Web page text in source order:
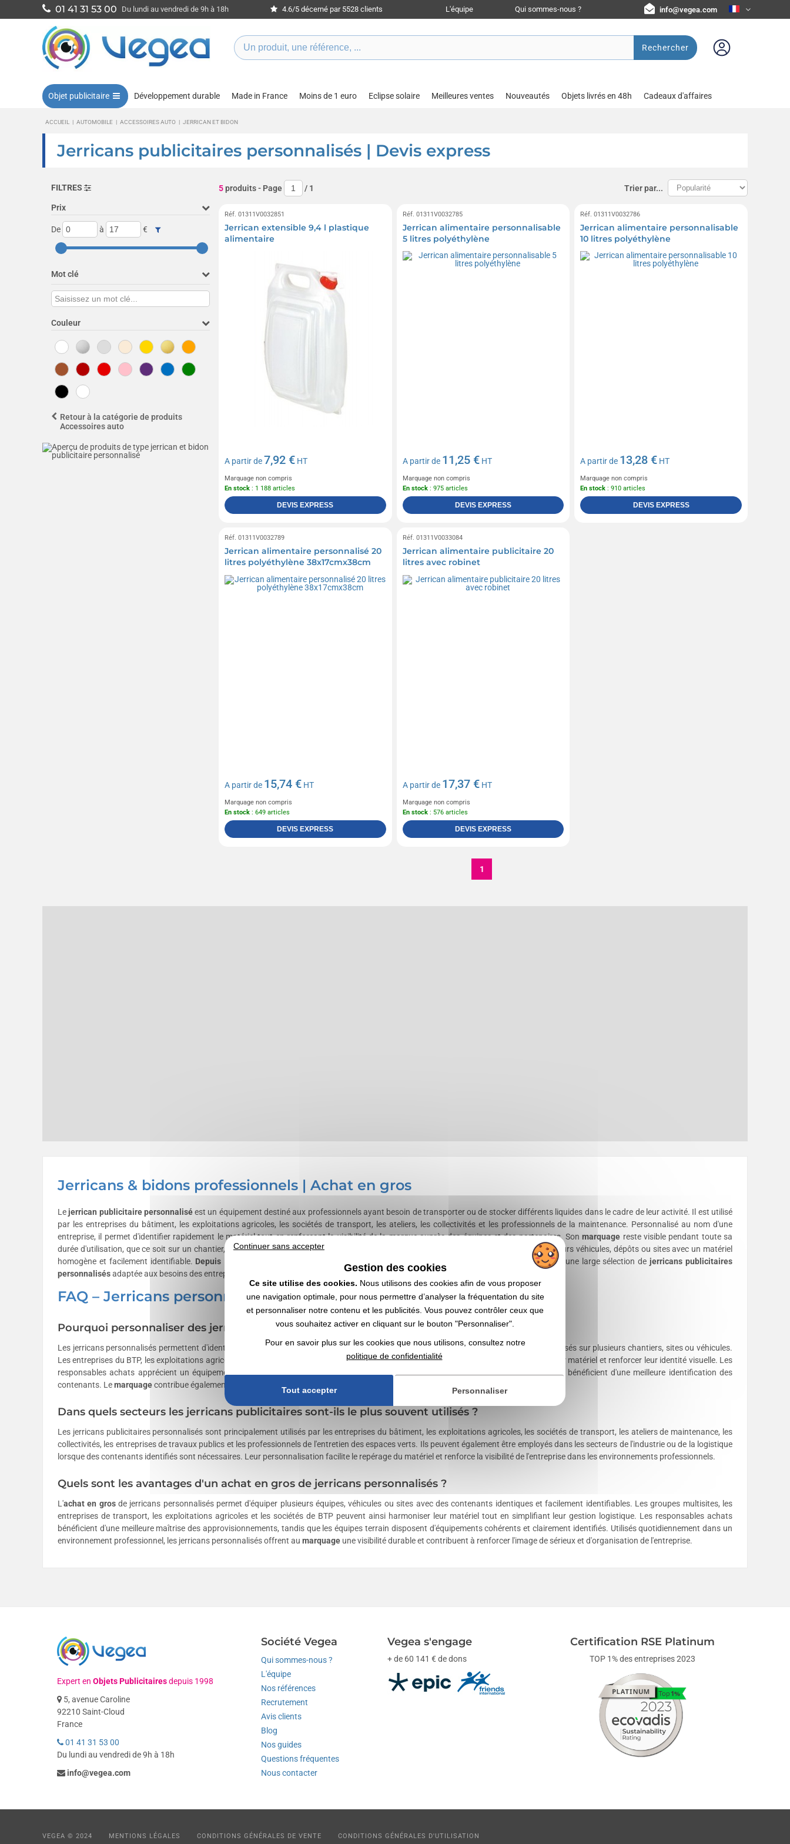
01 41 31 53 00 Du lundi au vendredi de 9h à 18h 4.6/5 décerné par 5528 clients L'équipe Qui sommes-nous ? info@vegea.com
Rechercher
Objet publicitaire Développement durable Made in France Moins de 1 euro Eclipse solaire Meilleures ventes Nouveautés Objets livrés en 48h Cadeaux d'affaires
ACCUEIL | AUTOMOBILE | ACCESSOIRES AUTO | JERRICAN ET BIDON
Jerricans publicitaires personnalisés | Devis express
Jerricans & bidons professionnels | Achat en gros
Le jerrican publicitaire personnaliséest un équipement destiné aux professionnels ayant besoin de transporter ou de stocker différents liquides dans le cadre de leur activité. Il est utilisé
par les entreprises du bâtiment, les exploitations agricoles, les sociétés de transport, les ateliers, les collectivités et les professionnels de la maintenance. Personnalisé au nom d'une
entreprise, il permet d'identifier rapidement le matériel tout en renforçant la visibilité de la marque auprès des équipes et des partenaires. Sonmarquage reste visible pendant toute sa
durée d'utilisation, que ce soit sur un chantier, dans un atelier ou lors d'interventions sur le terrain. L'
permet d'équiper plusieurs véhicules, dépôts ou sites avec un matériel
homogène et facilement identifiable. Depuis 1998 livraison rapideet une large sélection de jerricans publicitaires
personnalisésadaptée aux besoins des entreprises.
FAQ – Jerricans personnalisés
Pourquoi personnaliser des jerricans pour un usage professionnel ?
Les jerricans personnalisés permettent d'identifier facilement les équipements appartenant à une entreprise, notamment lorsqu'ils sont utilisés sur plusieurs chantiers, sites ou véhicules.
Les entreprises du BTP, les exploitations agricoles, les sociétés de transport et les collectivités les utilisent pour faciliter l'organisation de leur matériel et renforcer leur identité visuelle. Les
responsables achats apprécient un équipement robuste conçu pour un usage professionnel, tandis que les responsables d'exploitation bénéficient d'une meilleure identification des
contenants. Lemarquagecontribue également à limiter les confusions entre équipements lorsqu'ils sont utilisés par plusieurs équipes.
Dans quels secteurs les jerricans publicitaires sont-ils le plus souvent utilisés ?
Les jerricans publicitaires personnalisés sont principalement utilisés par les entreprises du bâtiment, les exploitations agricoles, les sociétés de transport, les ateliers de maintenance, les
collectivités, les entreprises de travaux publics et les professionnels de l'entretien des espaces verts. Ils peuvent également être employés dans les secteurs de l'industrie ou de la logistique
lorsque des contenants identifiés sont nécessaires. Leur personnalisation facilite le repérage du matériel et renforce la visibilité de l'entreprise dans les environnements professionnels.
Quels sont les avantages d'un achat en gros de jerricans personnalisés ?
L'achat en grosde jerricans personnalisés permet d'équiper plusieurs équipes, véhicules ou sites avec des contenants identiques et facilement identifiables. Les groupes multisites, les
entreprises de transport, les exploitations agricoles et les sociétés de BTP peuvent ainsi harmoniser leur matériel tout en simplifiant leur gestion logistique. Les responsables achats
bénéficient d'une meilleure maîtrise des approvisionnements, tandis que les équipes terrain disposent d'équipements cohérents et clairement identifiés. Utilisés quotidiennement dans un
environnement professionnel, les jerricans personnalisés offrent au marquage une visibilité durable et contribuent à renforcer l'image de sérieux et d'organisation de l'entreprise.
FILTRES
Prix
De à €
Mot clé
Couleur
Retour à la catégorie de produits
Accessoires auto
5produits- Page / 1 Trier par...
Réf. 01311V0032851
Jerrican extensible 9,4 l plastique
alimentaire
A partir de7,92 € HT
Marquage non compris
En stock : 1 188 articles
DEVIS EXPRESS
Réf. 01311V0032785
Jerrican alimentaire personnalisable
5 litres polyéthylène
A partir de 11,25 €HT
Marquage non compris
En stock: 975 articles
DEVIS EXPRESS
Réf. 01311V0032786
Jerrican alimentaire personnalisable
10 litres polyéthylène
A partir de 13,28 € HT
Marquage non compris
En stock : 910 articles
DEVIS EXPRESS
Réf. 01311V0032789
Jerrican alimentaire personnalisé 20
litres polyéthylène 38x17cmx38cm
A partir de 15,74 € HT
Marquage non compris
En stock : 649 articles
DEVIS EXPRESS
Réf. 01311V0033084
Jerrican alimentaire publicitaire 20
litres avec robinet
A partir de 17,37 €HT
Marquage non compris
En stock: 576 articles
DEVIS EXPRESS
1
Expert en Objets Publicitairesdepuis 1998
5, avenue Caroline
92210 Saint-Cloud
France
01 41 31 53 00
Du lundi au vendredi de 9h à 18h
info@vegea.com
Société Vegea
Qui sommes-nous ?
L'équipe
Nos références
Recrutement
Avis clients
Blog
Nos guides
Questions fréquentes
Nous contacter
Vegea s'engage
+ de 60 141 € de dons
Certification RSE Platinum
TOP 1% des entreprises 2023
VEGEA © 2024 MENTIONS LÉGALES CONDITIONS GÉNÉRALES DE VENTE CONDITIONS GÉNÉRALES D'UTILISATION
Continuer sans accepter
Gestion des cookies
Ce site utilise des cookies. Nous utilisons des cookies afin de vous proposer
une navigation optimale, pour nous permettre d’analyser la fréquentation du site
et personnaliser notre contenu et les publicités. Vous pouvez contrôler ceux que
vous souhaitez activer en cliquant sur le bouton "Personnaliser".
Pour en savoir plus sur les cookies que nous utilisons, consultez notre
politique de confidentialité
Tout accepter Personnaliser